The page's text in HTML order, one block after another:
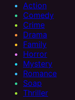
Action
Comedy
Crime
Drama
Family
Horror
Mystery
Romance
Soap
Thriller